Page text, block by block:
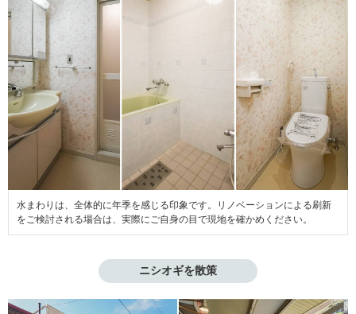
水まわりは、全体的に年季を感じる印象です。リノベーションによる刷新
をご検討される場合は、実際にご自身の目で現地を確かめください。
ニシオギを散策